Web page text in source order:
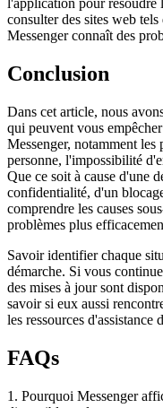
l'application pour
consulter des sites web
Messenger connaît des
Conclusion
Dans cet article, nous
qui peuvent vous
Messenger, notamment
personne, l'impossibilité
Que ce soit à cause d'une
confidentialité, d'un
comprendre les causes
problèmes plus
Savoir identifier chaque
démarche. Si vous
des mises à jour sont
savoir si eux aussi
les ressources
FAQs
1. Pourquoi Messenger